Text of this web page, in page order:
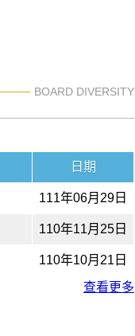
BOARD DIVERSITY
日期
111年06月29日
110年11月25日
110年10月21日
查看更多